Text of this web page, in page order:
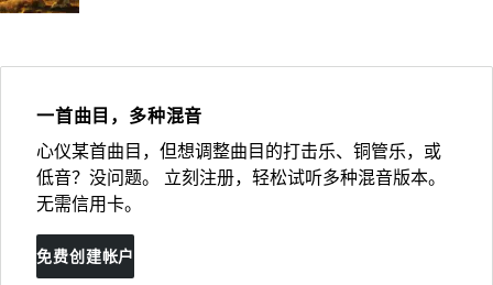
一首曲目，多种混音
心仪某首曲目，但想调整曲目的打击乐、铜管乐，或
低音？没问题。 立刻注册，轻松试听多种混音版本。
无需信用卡。
免费创建帐户